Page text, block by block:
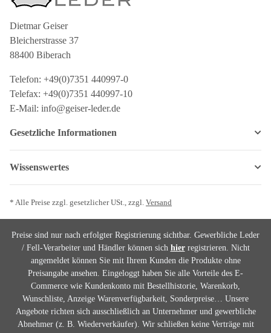
Dietmar Geiser
Bleicherstrasse 37
88400 Biberach
Telefon: +49(0)7351 440997-0
Telefax: +49(0)7351 440997-10
E-Mail: info@geiser-leder.de
Gesetzliche Informationen
Wissenswertes
* Alle Preise zzgl. gesetzlicher USt., zzgl. Versand
Preise sind nur nach erfolgter Registrierung sichtbar. Gewerbliche Leder
/ Fell-Verarbeiter und Händler können sich hierregistrieren. Nicht
angemeldet können Sie mit Ihrem Kunden die Produkte ohne
Preisangabe ansehen. Eingeloggt haben Sie alle Vorteile des E-
Commerce wie Kundenkonto mit Bestellhistorie, Warenkorb,
Wunschliste, Anzeige Warenverfügbarkeit, Sonderpreise… Unsere
Angebote richten sich ausschließlich an Unternehmer und gewerbliche
Abnehmer (z. B. Wiederverkäufer). Wir schließen keine Verträge mit